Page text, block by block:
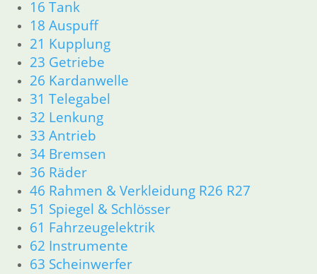
16 Tank
18 Auspuff
21 Kupplung
23 Getriebe
26 Kardanwelle
31 Telegabel
32 Lenkung
33 Antrieb
34 Bremsen
36 Räder
46 Rahmen & Verkleidung R26 R27
51 Spiegel & Schlösser
61 Fahrzeugelektrik
62 Instrumente
63 Scheinwerfer
Aufkleber
Motor
Dichtungen
Getriebe
Vergaser/Kraftstoff/Tank
Auspuff